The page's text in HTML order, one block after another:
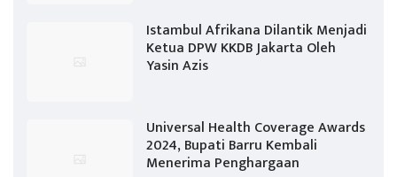
Istambul Afrikana Dilantik Menjadi
Ketua DPW KKDB Jakarta Oleh
Yasin Azis
Universal Health Coverage Awards
2024, Bupati Barru Kembali
Menerima Penghargaan